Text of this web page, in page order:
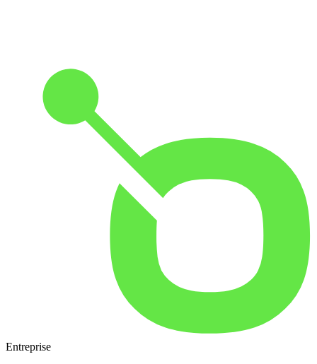
Entreprise